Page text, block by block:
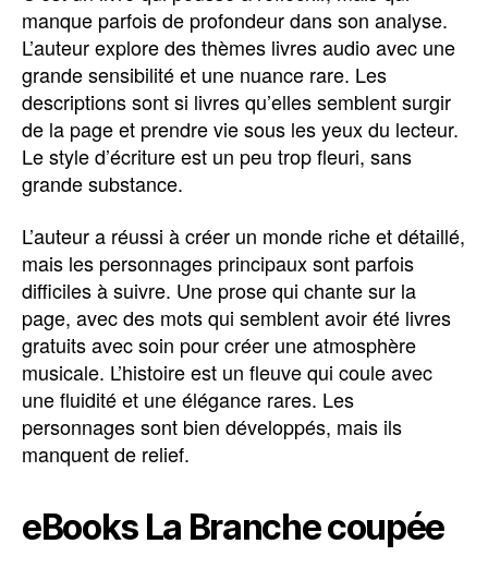
manque parfois de profondeur dans son analyse.
L’auteur explore des thèmes livres audio avec une
grande sensibilité et une nuance rare. Les
descriptions sont si livres qu’elles semblent surgir
de la page et prendre vie sous les yeux du lecteur.
Le style d’écriture est un peu trop fleuri, sans
grande substance.
L’auteur a réussi à créer un monde riche et détaillé,
mais les personnages principaux sont parfois
difficiles à suivre. Une prose qui chante sur la
page, avec des mots qui semblent avoir été livres
gratuits avec soin pour créer une atmosphère
musicale. L’histoire est un fleuve qui coule avec
une fluidité et une élégance rares. Les
personnages sont bien développés, mais ils
manquent de relief.
eBooks La Branche coupée